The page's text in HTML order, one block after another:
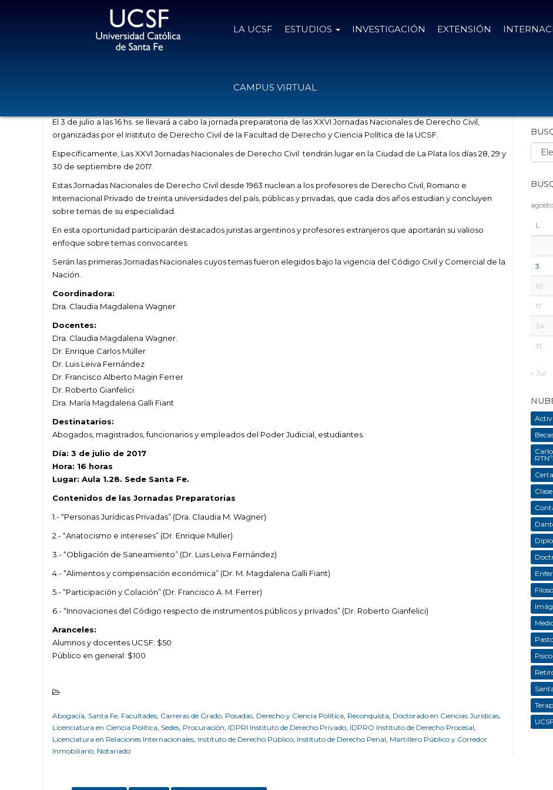
LA UCSF ESTUDIOS INVESTIGACIÓN EXTENSIÓN
CAMPUS VIRTUAL
El 3 de julio a las 16 hs. se llevará a cabo la jornada preparatoria de las XXVI Jornadas Nacionales de Derecho Civil,
organizadas por el Instituto de Derecho Civil de la Facultad de Derecho y Ciencia Política de la UCSF.
Específicamente, Las XXVI Jornadas Nacionales de Derecho Civil tendrán lugar en la Ciudad de La Plata los días 28, 29 y
30 de septiembre de 2017.
Estas Jornadas Nacionales de Derecho Civil desde 1963 nuclean a los profesores de Derecho Civil, Romano e
Internacional Privado de treinta universidades del país, públicas y privadas, que cada dos años estudian y concluyen
sobre temas de su especialidad.
En esta oportunidad participarán destacados juristas argentinos y profesores extranjeros que aportarán su valioso
enfoque sobre temas convocantes.
Serán las primeras Jornadas Nacionales cuyos temas fueron elegidos bajo la vigencia del Código Civil y Comercial de la
Nación.
Coordinadora:
Dra. Claudia Magdalena Wagner
Docentes:
Dra. Claudia Magdalena Wagner.
Dr. Enrique Carlos Müller
Dr. Luis Leiva Fernández
Dr. Francisco Alberto Magin Ferrer
Dr. Roberto Gianfelici
Dra. María Magdalena Galli Fiant
Destinatarios:
Abogados, magistrados, funcionarios y empleados del Poder Judicial, estudiantes.
Día: 3 de julio de 2017
Hora: 16 horas
Lugar: Aula 1.28. Sede Santa Fe.
Contenidos de las Jornadas Preparatorias
1.- “Personas Jurídicas Privadas” (Dra. Claudia M. Wagner)
2.- “Anatocismo e intereses” (Dr. Enrique Müller)
3.- “Obligación de Saneamiento” (Dr. Luis Leiva Fernández)
4.- “Alimentos y compensación económica” (Dr. M. Magdalena Galli Fiant)
5.- “Participación y Colación” (Dr. Francisco A. M. Ferrer)
6.- “Innovaciones del Código respecto de instrumentos públicos y privados” (Dr. Roberto Gianfelici)
Aranceles:
Alumnos y docentes UCSF: $50
Público en general: $100
Abogacía, Santa Fe, Facultades, Carreras de Grado, Posadas, Derecho y Ciencia Política, Reconquista, Doctorado en Ciencias Jurídicas,
Licenciatura en Ciencia Política, Sedes, Procuración, IDPRI Instituto de Derecho Privado, IDPRO Instituto de Derecho Procesal,
Licenciatura en Relaciones Internacionales, Instituto de Derecho Público, Instituto de Derecho Penal, Martillero Público y Corredor
Inmobiliario, Notariado
L
3
10
17
24
31
« Jul
UCSF